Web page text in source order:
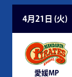
4月21日 (火)
愛媛MP